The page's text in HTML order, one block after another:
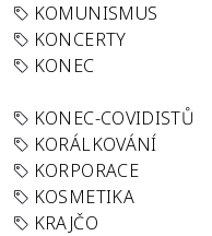
KOMUNISMUS
KONCERTY
KONEC
KONEC-COVIDISTŮ
KORÁLKOVÁNÍ
KORPORACE
KOSMETIKA
KRAJČO